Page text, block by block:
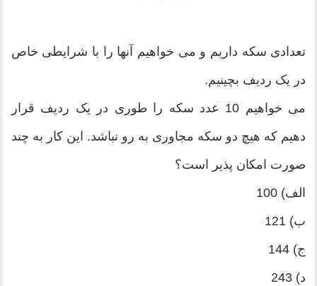
تعدادی سکه داریم و می خواهیم آنها را با شرایطی خاص
در یک ردیف بچینیم.
می خواهیم 10 عدد سکه را طوری در یک ردیف قرار
دهیم که هیچ دو سکه مجاوری به رو نباشد. این کار به چند
صورت امکان پذیر است؟
الف) 100
ب) 121
ج) 144
د) 243